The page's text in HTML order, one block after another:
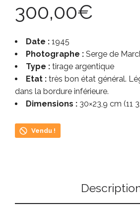
300,00€
Date : 1945
Photographe : Serge de
Type : tirage argentique
Etat : très bon état général.
dans la bordure inférieure.
Dimensions : 30×23,9 cm (11
Vendu !